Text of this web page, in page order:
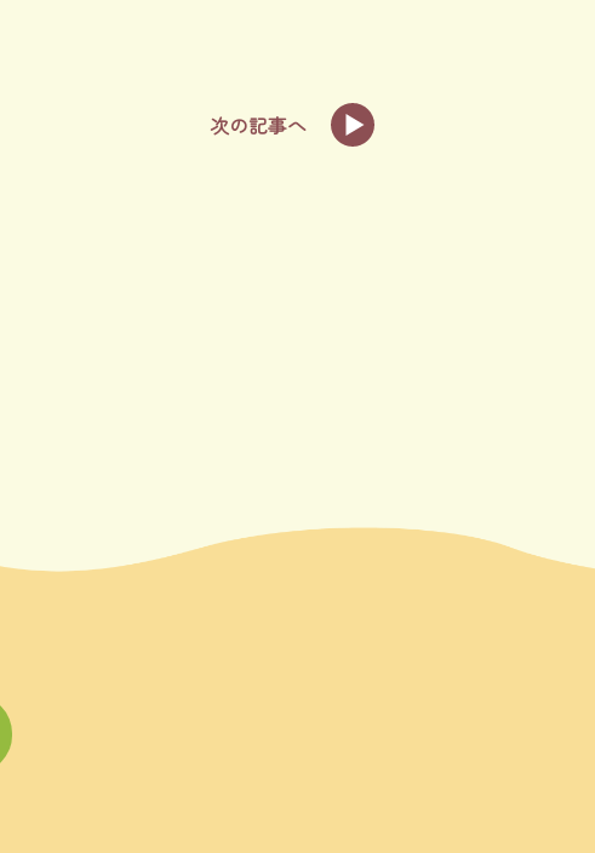
次の記事へ